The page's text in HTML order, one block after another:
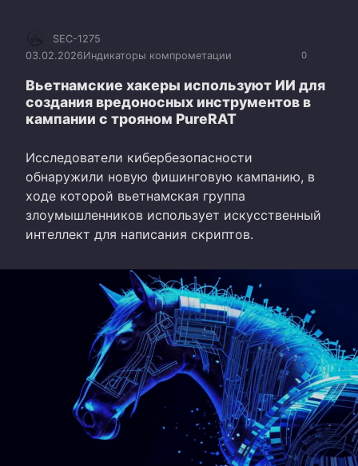
0
SEC-1275
03.02.2026Индикаторы компрометации
Вьетнамские хакеры используют ИИ для
создания вредоносных инструментов в
кампании с трояном PureRAT
Исследователи кибербезопасности
обнаружили новую фишинговую кампанию, в
ходе которой вьетнамская группа
злоумышленников использует искусственный
интеллект для написания скриптов.